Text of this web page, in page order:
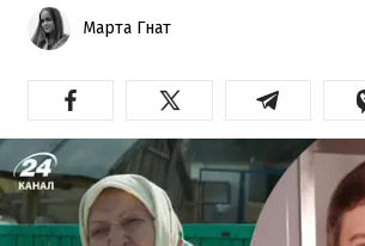
Марта Гнат